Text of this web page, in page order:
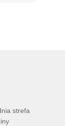
strefa